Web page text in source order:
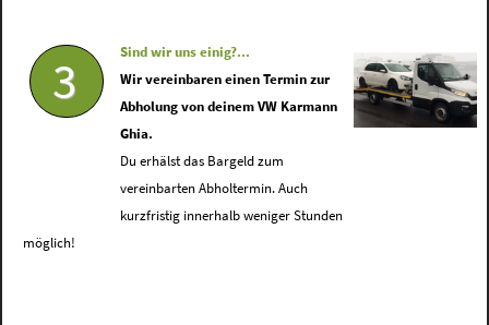
3
Sind wir uns einig?...
Wir vereinbaren einen Termin zur
Abholung von deinem VW Karmann
Ghia.
Du erhälst das Bargeld zum
vereinbarten Abholtermin. Auch
kurzfristig innerhalb weniger Stunden
möglich!